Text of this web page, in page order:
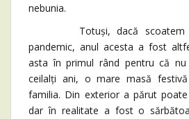
nebunia.
Totuși, dacă scoatem
pandemic, anul acesta a fost
asta în primul rând pentru că
ceilalți ani, o mare masă
familia. Din exterior a părut
dar în realitate a fost o